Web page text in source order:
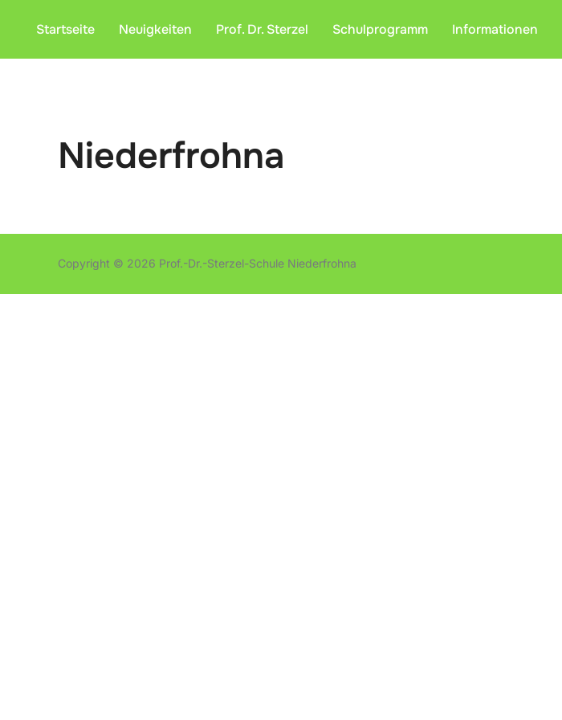
springen
Startseite Neuigkeiten Prof. Dr. Sterzel Schulprogramm Informationen
Niederfrohna
Copyright © 2026 Prof.-Dr.-Sterzel-Schule Niederfrohna